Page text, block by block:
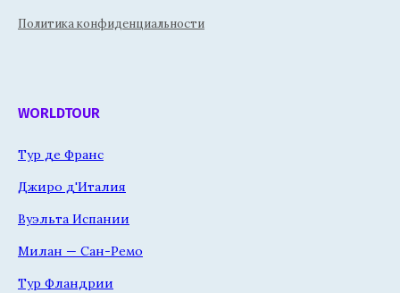
Политика конфиденциальности
WORLDTOUR
Тур де Франс
Джиро д'Италия
Вуэльта Испании
Милан — Сан-Ремо
Тур Фландрии